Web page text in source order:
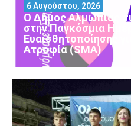
Ο Δήμος Αλμωπίας
στην Παγκόσμια
Ευαισθητοποίησης
Ατροφία (SMA)
6 Αυγούστου, 2026